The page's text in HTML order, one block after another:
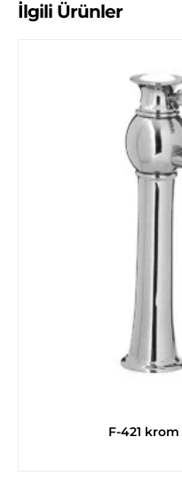
İlgili Ürünler
F-421